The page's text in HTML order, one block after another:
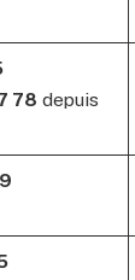
78 depuis